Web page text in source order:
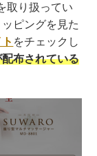
取り扱ってい
ピングを見た
をチェックし
布されている